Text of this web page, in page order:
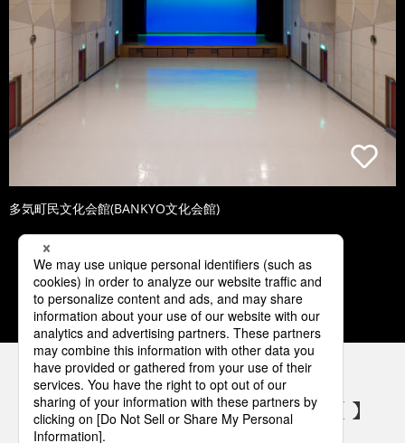
多気町民文化会館(BANKYO文化会館)
1 2 3 4 5
パナソニックの電気設備 SNSアカウント